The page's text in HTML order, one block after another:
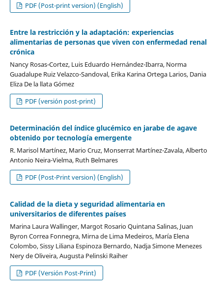
PDF (Post-print version) (English)
Entre la restricción y la adaptación: experiencias
alimentarias de personas que viven con enfermedad renal
crónica
Nancy Rosas-Cortez, Luis Eduardo Hernández-Ibarra, Norma
Guadalupe Ruiz Velazco-Sandoval, Erika Karina Ortega Larios, Dania
Eliza De la llata Gómez
PDF (versión post-print)
Determinación del índice glucémico en jarabe de agave
obtenido por tecnología emergente
R. Marisol Martínez, Mario Cruz, Monserrat Martínez-Zavala, Alberto
Antonio Neira-Vielma, Ruth Belmares
PDF (Post-Print version) (English)
Calidad de la dieta y seguridad alimentaria en
universitarios de diferentes países
Marina Laura Wallinger, Margot Rosario Quintana Salinas, Juan
Byron Correa Fonnegra, Mirna de Lima Medeiros, María Elena
Colombo, Sissy Liliana Espinoza Bernardo, Nadja Simone Menezes
Nery de Oliveira, Augusta Pelinski Raiher
PDF (Versión Post-Print)